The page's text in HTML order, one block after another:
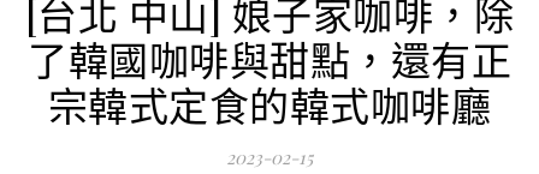
[台北 中山] 娘子家咖啡，除
了韓國咖啡與甜點，還有正
宗韓式定食的韓式咖啡廳
2023-02-15